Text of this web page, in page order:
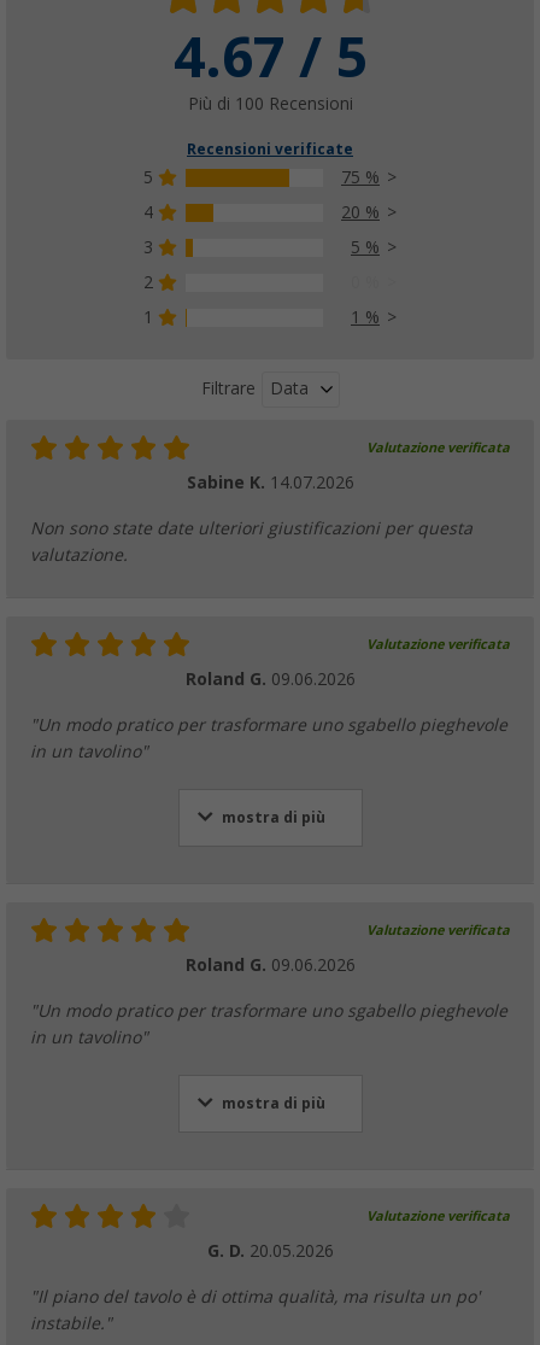
4.67 / 5
Più di 100 Recensioni
Recensioni verificate
5
75 %
4
20 %
3
5 %
2
1
1 %
Filtrare Data
Valutazione verificata
Sabine K. 14.07.2026
Non sono state date ulteriori giustificazioni per questa
valutazione.
Valutazione verificata
Roland G. 09.06.2026
"Un modo pratico per trasformare uno sgabello pieghevole
in un tavolino"
mostra di più
Valutazione verificata
Roland G. 09.06.2026
"Un modo pratico per trasformare uno sgabello pieghevole
in un tavolino"
mostra di più
Valutazione verificata
G. D. 20.05.2026
"Il piano del tavolo è di ottima qualità, ma risulta un po'
instabile."